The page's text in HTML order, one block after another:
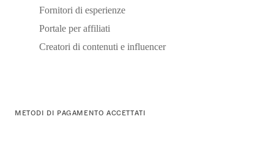
Fornitori di esperienze
Portale per affiliati
Creatori di contenuti e influencer
METODI DI PAGAMENTO ACCETTATI